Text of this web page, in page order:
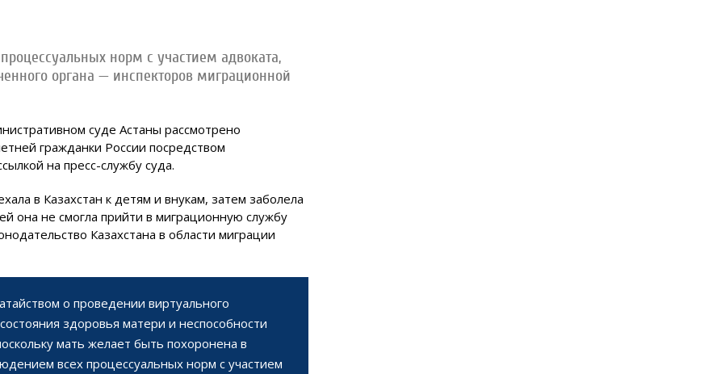
норм с участием адвоката,
органа — инспекторов миграционной
суде Астаны рассмотрено
гражданки России посредством
на пресс-службу суда.
в Казахстан к детям и внукам, затем заболела
она не смогла прийти в миграционную службу
Казахстана в области миграции
о проведении виртуального
здоровья матери и неспособности
мать желает быть похоронена в
всех процессуальных норм с участием